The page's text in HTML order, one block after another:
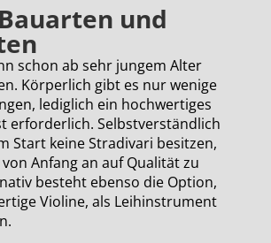
und
schon ab sehr jungem Alter
Körperlich gibt es nur wenige
lediglich ein hochwertiges
erforderlich. Selbstverständlich
Start keine Stradivari besitzen,
Anfang an auf Qualität zu
besteht ebenso die Option,
Violine, als Leihinstrument